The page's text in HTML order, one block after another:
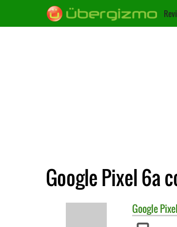
Google Pixel 6a
Google